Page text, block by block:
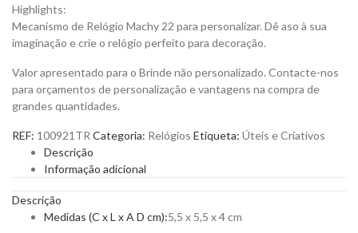
Highlights:
Mecanismo de Relógio Machy 22 para personalizar. Dê aso à sua
imaginação e crie o relógio perfeito para decoração.
Valor apresentado para o Brinde não personalizado. Contacte-nos
para orçamentos de personalização e vantagens na compra de
grandes quantidades.
REF: 100921TR Categoria: Relógios Etiqueta: Úteis e Criativos
Descrição
Informação adicional
Descrição
Medidas (C x L x A D cm):5,5 x 5,5 x 4 cm